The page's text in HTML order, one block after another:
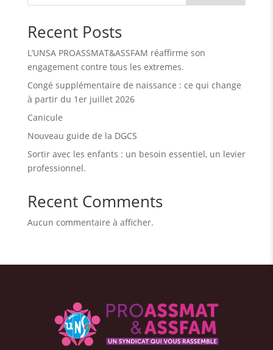
Recent Posts
L’UNSA PROASSMAT&ASSFAM réaffirme son
engagement contre tous les extremes.
Congé supplémentaire de naissance : ce qui change
à partir du 1er juillet 2026
Canicule
Nouveau guide de la DGCS
Sortir avec les enfants : un besoin essentiel, un levier
professionnel.
Recent Comments
Aucun commentaire à afficher.